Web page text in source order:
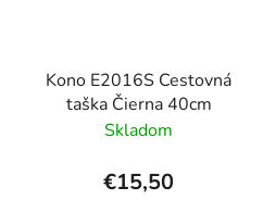
Kono E2016S Cestovná
taška Čierna 40cm
Skladom
€15,50